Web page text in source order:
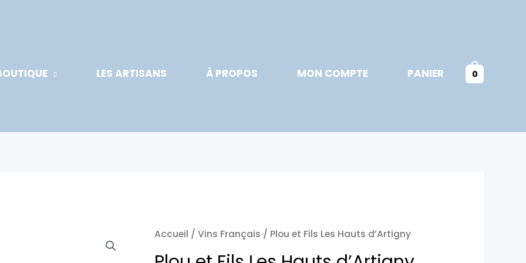
LES ARTISANS À PROPOS MON COMPTE PANIER 0
Accueil / Vins Français / Plou et Fils Les Hauts d’Artigny